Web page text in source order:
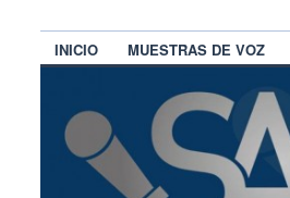
INICIO MUESTRAS DE VOZ